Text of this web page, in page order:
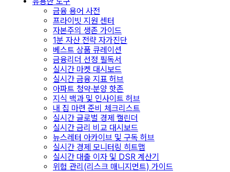
금융 용어 사전
프라이빗 지원 센터
자본주의 생존 가이드
1분 자산 전략 자가진단
베스트 상품 큐레이션
금융리더 선정 필독서
실시간 마켓 대시보드
실시간 금융 지표 허브
아파트 청약·분양 핫존
지식 백과 및 인사이트 허브
내 집 마련 준비 체크리스트
실시간 글로벌 경제 캘린더
실시간 금리 비교 대시보드
뉴스레터 아카이브 및 구독 허브
실시간 경제 모니터링 히트맵
실시간 대출 이자 및 DSR 계산기
위험 관리(리스크 매니지먼트) 가이드